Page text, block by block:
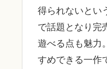
得られないとい
で話題となり完
遊べる点も魅力
すめできる一作